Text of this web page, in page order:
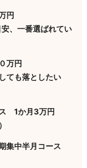
円
、一番選ばれてい
万円
ても落としたい
1か月3万円
集中半月コース